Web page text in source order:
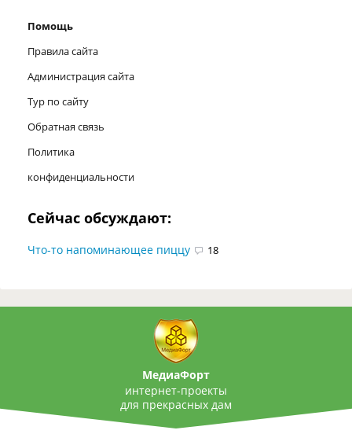
Помощь
Правила сайта
Администрация сайта
Тур по сайту
Обратная связь
Политика
конфиденциальности
Сейчас обсуждают:
Что-то напоминающее пиццу 18
МедиаФорт
интернет-проекты
для прекрасных дам